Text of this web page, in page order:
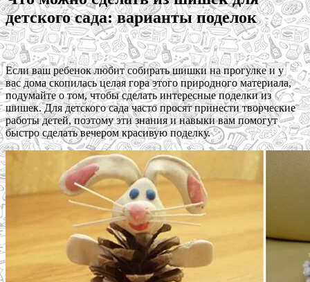
детского сада: варианты поделок
Если ваш ребенок любит собирать шишки на прогулке и у
вас дома скопилась целая гора этого природного материала,
подумайте о том, чтобы сделать интересные поделки из
шишек. Для детского сада часто просят принести творческие
работы детей, поэтому эти знания и навыки вам помогут
быстро сделать вечером красивую поделку.